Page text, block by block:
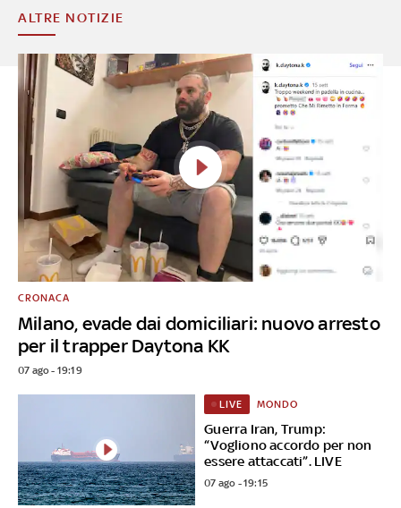
ALTRE NOTIZIE
Milano, evade dai domiciliari: nuovo arresto
per il trapper Daytona KK
CRONACA
07 ago - 19:19
Guerra Iran, Trump:
“Vogliono accordo per non
essere attaccati”. LIVE
LIVE MONDO
07 ago - 19:15